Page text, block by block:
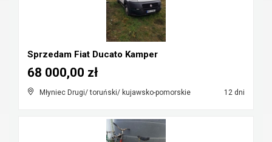
Sprzedam Fiat Ducato Kamper
Młyniec Drugi/ toruński/ kujawsko-pomorskie 12 dni
68 000,00 zł